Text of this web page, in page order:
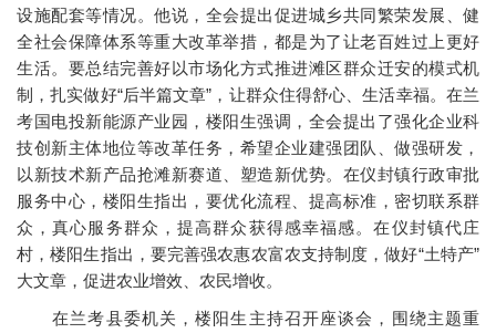
设施配套等情况。他说，全会提出促进城乡共同繁荣发展、健
全社会保障体系等重大改革举措，都是为了让老百姓过上更好
生活。要总结完善好以市场化方式推进滩区群众迁安的模式机
制，扎实做好“后半篇文章”，让群众住得舒心、生活幸福。在兰
考国电投新能源产业园，楼阳生强调，全会提出了强化企业科
技创新主体地位等改革任务，希望企业建强团队、做强研发，
以新技术新产品抢滩新赛道、塑造新优势。在仪封镇行政审批
服务中心，楼阳生指出，要优化流程、提高标准，密切联系群
众，真心服务群众，提高群众获得感幸福感。在仪封镇代庄
村，楼阳生指出，要完善强农惠农富农支持制度，做好“土特产”
大文章，促进农业增效、农民增收。
在兰考县委机关，楼阳生主持召开座谈会，围绕主题重